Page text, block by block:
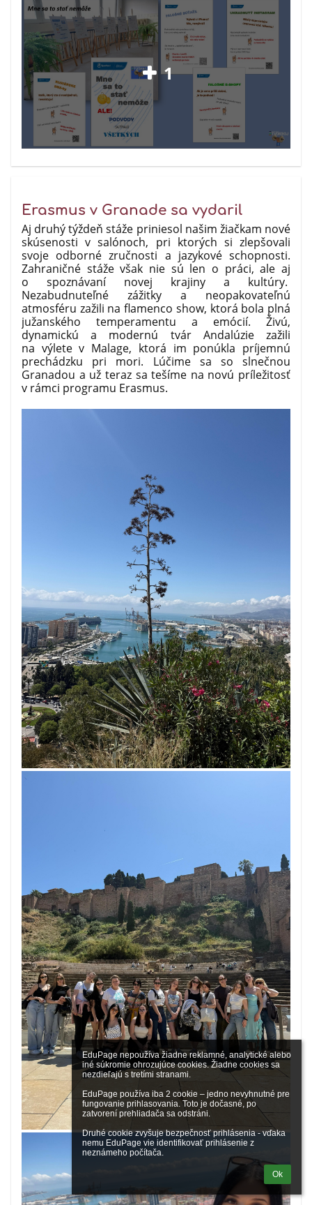
EduPage nepoužíva žiadne reklamné, analytické alebo
iné súkromie ohrozujúce cookies. Žiadne cookies sa
nezdieľajú s tretími stranami.
EduPage používa iba 2 cookie – jedno nevyhnutné pre
fungovanie prihlasovania. Toto je dočasné, po
zatvorení prehliadača sa odstráni.
Druhé cookie zvyšuje bezpečnosť prihlásenia - vďaka
nemu EduPage vie identifikovať prihlásenie z
neznámeho počítača.
Ok
1
Erasmus v Granade sa vydaril
Aj druhý týždeň stáže priniesol našim žiačkam nové
skúsenosti v salónoch, pri ktorých si zlepšovali
svoje odborné zručnosti a jazykové schopnosti.
Zahraničné stáže však nie sú len o práci, ale aj
o spoznávaní novej krajiny a kultúry.
Nezabudnuteľné zážitky a neopakovateľnú
atmosféru zažili na flamenco show, ktorá bola plná
južanského temperamentu a emócií. Živú,
dynamickú a modernú tvár Andalúzie zažili
na výlete v Malage, ktorá im ponúkla príjemnú
prechádzku pri mori. Lúčime sa so slnečnou
Granadou a už teraz sa tešíme na novú príležitosť
v rámci programu Erasmus.